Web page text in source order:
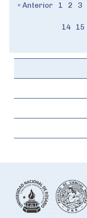
« Anterior 1 2 3
14 15